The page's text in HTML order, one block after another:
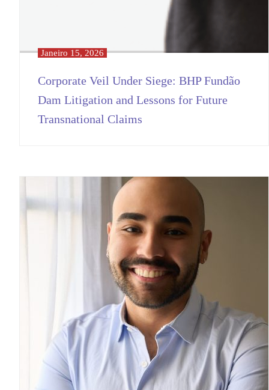
Corporate Veil Under Siege: BHP Fundão
Dam Litigation and Lessons for Future
Transnational Claims
Janeiro 15, 2026